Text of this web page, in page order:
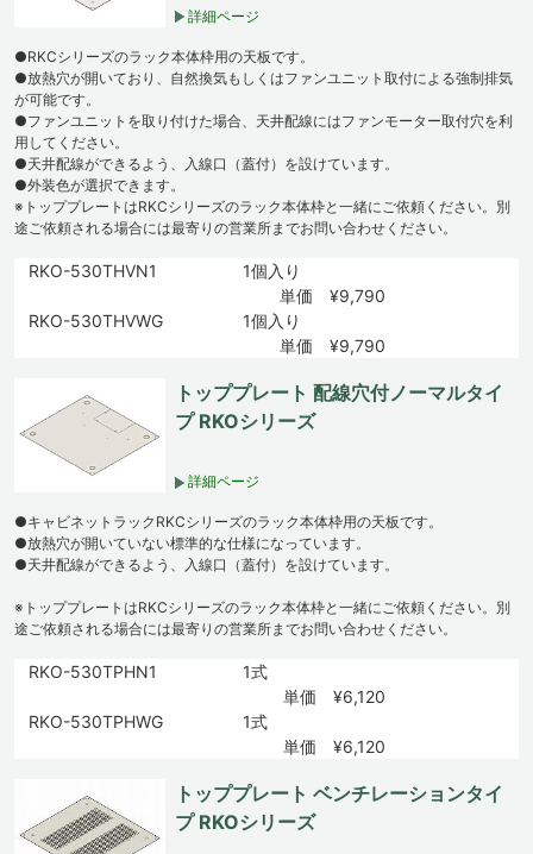
詳細ページ
●RKCシリーズのラック本体枠用の天板です。
●放熱穴が開いており、自然換気もしくはファンユニット取付による強制排気
が可能です。
●ファンユニットを取り付けた場合、天井配線にはファンモーター取付穴を利
用してください。
●天井配線ができるよう、入線口（蓋付）を設けています。
●外装色が選択できます。
※トッププレートはRKCシリーズのラック本体枠と一緒にご依頼ください。別
途ご依頼される場合には最寄りの営業所までお問い合わせください。
RKO-530THVN1
1個入り
単価 ¥9,790
RKO-530THVWG
1個入り
単価 ¥9,790
トッププレート 配線穴付ノーマルタイ
プ RKOシリーズ
詳細ページ
●キャビネットラックRKCシリーズのラック本体枠用の天板です。
●放熱穴が開いていない標準的な仕様になっています。
●天井配線ができるよう、入線口（蓋付）を設けています。
※トッププレートはRKCシリーズのラック本体枠と一緒にご依頼ください。別
途ご依頼される場合には最寄りの営業所までお問い合わせください。
RKO-530TPHN1
1式
単価 ¥6,120
RKO-530TPHWG
1式
単価 ¥6,120
トッププレート ベンチレーションタイ
プ RKOシリーズ